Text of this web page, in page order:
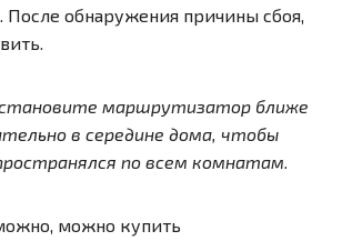
После обнаружения причины сбоя,
маршрутизатор ближе
в середине дома, чтобы
по всем комнатам.
можно купить